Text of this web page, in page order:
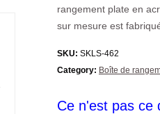
rangement plate en
sur mesure est
SKU: SKLS-462
Category: Boîte de
Ce n'est pas ce